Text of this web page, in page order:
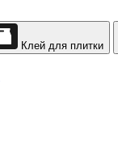
Клей для плитки